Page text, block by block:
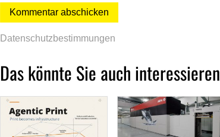
Datenschutzbestimmungen
Das könnte Sie auch interessieren